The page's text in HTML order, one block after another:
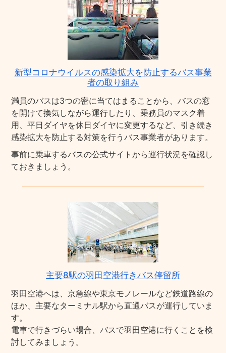
新型コロナウイルスの感染拡大を防止するバス事業
者の取り組み
満員のバスは3つの密に当てはまることから、バスの窓
を開けて換気しながら運行したり、乗務員のマスク着
用、平日ダイヤを休日ダイヤに変更するなど、引き続き
感染拡大を防止する対策を行うバス事業者があります。
事前に乗車するバスの公式サイトから運行状況を確認し
ておきましょう。
主要8駅の羽田空港行きバス停留所
羽田空港へは、京急線や東京モノレールなど鉄道路線の
ほか、主要なターミナル駅から直通バスが運行していま
す。
電車で行きづらい場合、バスで羽田空港に行くことを検
討してみましょう。